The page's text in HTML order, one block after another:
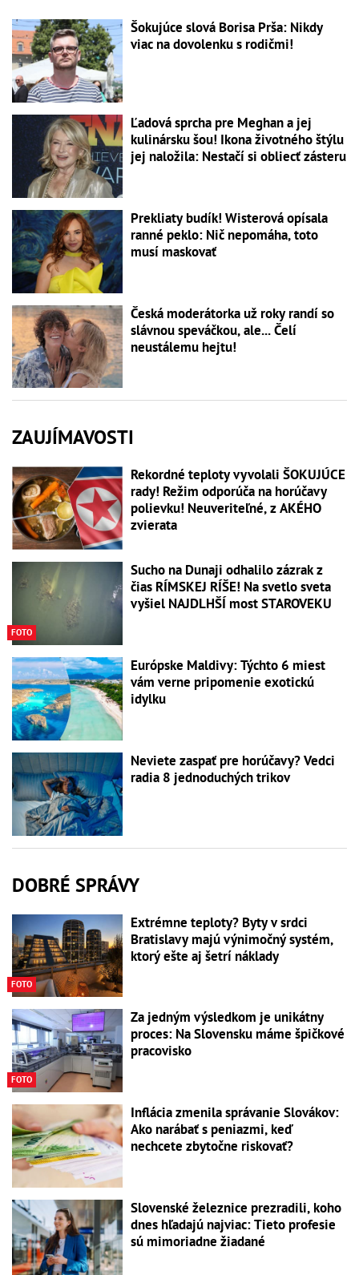
Šokujúce slová Borisa Prša: Nikdy
viac na dovolenku s rodičmi!
Ľadová sprcha pre Meghan a jej
kulinársku šou! Ikona životného štýlu
jej naložila: Nestačí si obliecť zásteru
Prekliaty budík! Wisterová opísala
ranné peklo: Nič nepomáha, toto
musí maskovať
Česká moderátorka už roky randí so
slávnou speváčkou, ale... Čelí
neustálemu hejtu!
ZAUJÍMAVOSTI
Rekordné teploty vyvolali ŠOKUJÚCE
rady! Režim odporúča na horúčavy
polievku! Neuveriteľné, z AKÉHO
zvierata
FOTO
Sucho na Dunaji odhalilo zázrak z
čias RÍMSKEJ RÍŠE! Na svetlo sveta
vyšiel NAJDLHŠÍ most STAROVEKU
Európske Maldivy: Týchto 6 miest
vám verne pripomenie exotickú
idylku
Neviete zaspať pre horúčavy? Vedci
radia 8 jednoduchých trikov
DOBRÉ SPRÁVY
FOTO
Extrémne teploty? Byty v srdci
Bratislavy majú výnimočný systém,
ktorý ešte aj šetrí náklady
FOTO
Za jedným výsledkom je unikátny
proces: Na Slovensku máme špičkové
pracovisko
Inflácia zmenila správanie Slovákov:
Ako narábať s peniazmi, keď
nechcete zbytočne riskovať?
Slovenské železnice prezradili, koho
dnes hľadajú najviac: Tieto profesie
sú mimoriadne žiadané